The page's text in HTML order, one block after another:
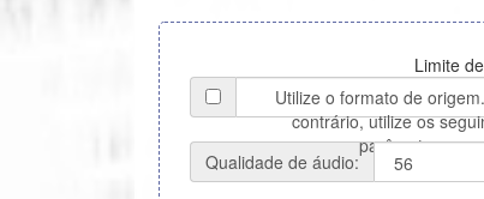
Limite
Utilize o formato de
contrário, utilize os
parâmetros
Qualidade de áudio: